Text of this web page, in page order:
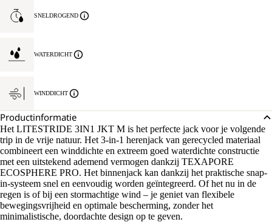
SNELDROGEND
WATERDICHT
WINDDICHT
Productinformatie
Het LITESTRIDE 3IN1 JKT M is het perfecte jack voor je volgende
trip in de vrije natuur. Het 3-in-1 herenjack van gerecycled materiaal
combineert een winddichte en extreem goed waterdichte constructie
met een uitstekend ademend vermogen dankzij TEXAPORE
ECOSPHERE PRO. Het binnenjack kan dankzij het praktische snap-
in-systeem snel en eenvoudig worden geïntegreerd. Of het nu in de
regen is of bij een stormachtige wind – je geniet van flexibele
bewegingsvrijheid en optimale bescherming, zonder het
minimalistische, doordachte design op te geven.